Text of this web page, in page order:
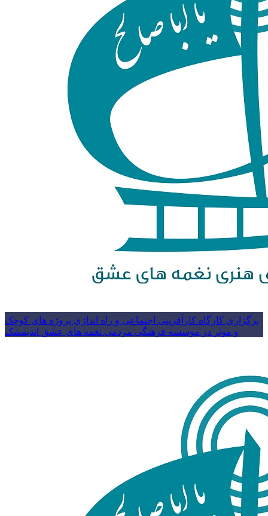
برگزاری کارگاه کارآفرینی اجتماعی و راه اندازی پروژه های کوچک
و موثر در موسسه فرهنگی مردمی نغمه های عشق اندیمشک